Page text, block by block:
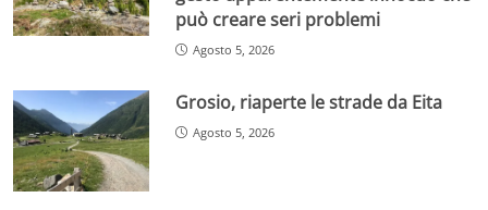
può creare seri problemi
Agosto 5, 2026
Grosio, riaperte le strade da Eita
Agosto 5, 2026